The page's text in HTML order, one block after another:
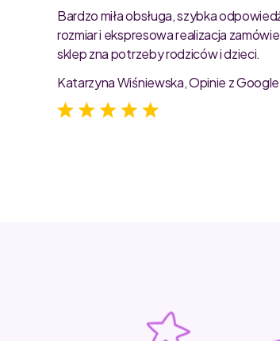
Bardzo miła obsługa, szybka
rozmiar i ekspresowa realizacja
sklep zna potrzeby rodziców i dzieci.
Katarzyna Wiśniewska, Opinie z Google